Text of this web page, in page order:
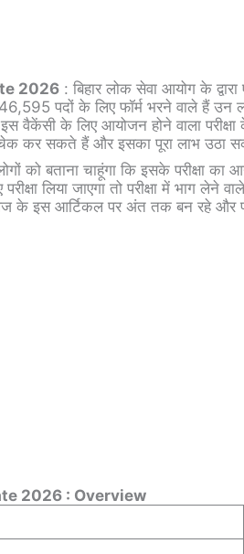
2026 : बिहार लोक सेवा आयोग के
पदों के लिए फॉर्म भरने वाले हैं उन
वैकेंसी के लिए आयोजन होने वाला
चेक कर सकते हैं और इसका पूरा लाभ उठा
को बताना चाहूंगा कि इसके परीक्षा
लिया जाएगा तो परीक्षा में भाग लेने
के इस आर्टिकल पर अंत तक बन रहे और
2026 : Overview